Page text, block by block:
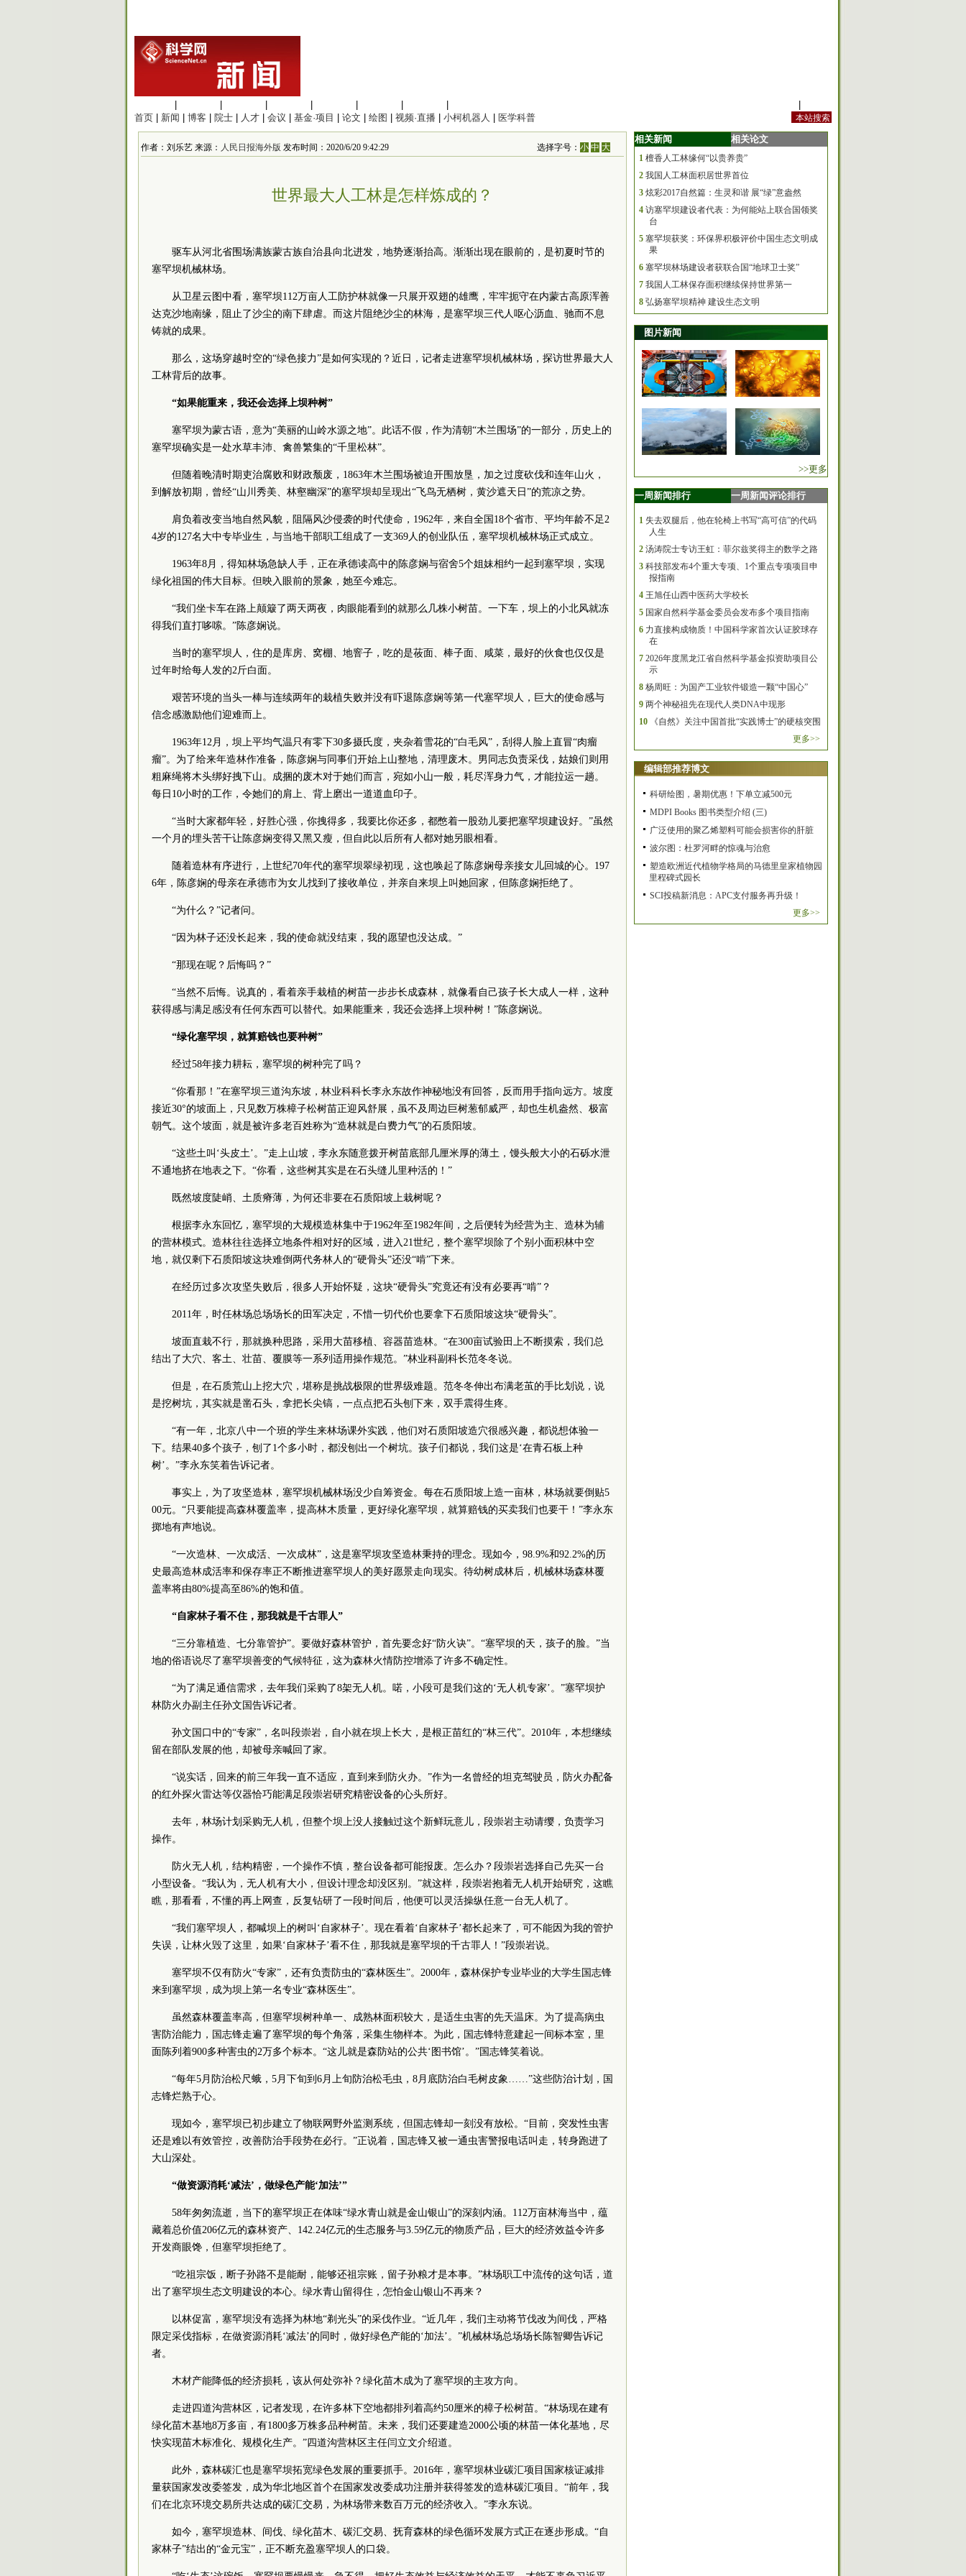
首页
新闻 博客 院士 人才 会议 基金·项目 论文 绘图 视频·直播 小柯机器人 医学科普
作者：刘乐艺 来源： 人民日报海外版 发布时间：2020/6/20 9:42:29 选择字号：小 中 大
世界最大人工林是怎样炼成的？
驱车从河北省围场满族蒙古族自治县向北进发，地势逐渐抬高。渐渐出现在眼前的，是初夏时节的
塞罕坝机械林场。
从卫星云图中看，塞罕坝112万亩人工防护林就像一只展开双翅的雄鹰，牢牢扼守在内蒙古高原浑善
达克沙地南缘，阻止了沙尘的南下肆虐。而这片阻绝沙尘的林海，是塞罕坝三代人呕心沥血、驰而不息
铸就的成果。
那么，这场穿越时空的“绿色接力”是如何实现的？近日，记者走进塞罕坝机械林场，探访世界最大人
工林背后的故事。
“如果能重来，我还会选择上坝种树”
塞罕坝为蒙古语，意为“美丽的山岭水源之地”。此话不假，作为清朝“木兰围场”的一部分，历史上的
塞罕坝确实是一处水草丰沛、禽兽繁集的“千里松林”。
但随着晚清时期吏治腐败和财政颓废，1863年木兰围场被迫开围放垦，加之过度砍伐和连年山火，
到解放初期，曾经“山川秀美、林壑幽深”的塞罕坝却呈现出“飞鸟无栖树，黄沙遮天日”的荒凉之势。
肩负着改变当地自然风貌，阻隔风沙侵袭的时代使命，1962年，来自全国18个省市、平均年龄不足2
4岁的127名大中专毕业生，与当地干部职工组成了一支369人的创业队伍，塞罕坝机械林场正式成立。
1963年8月，得知林场急缺人手，正在承德读高中的陈彦娴与宿舍5个姐妹相约一起到塞罕坝，实现
绿化祖国的伟大目标。但映入眼前的景象，她至今难忘。
“我们坐卡车在路上颠簸了两天两夜，肉眼能看到的就那么几株小树苗。一下车，坝上的小北风就冻
得我们直打哆嗦。”陈彦娴说。
当时的塞罕坝人，住的是库房、窝棚、地窨子，吃的是莜面、棒子面、咸菜，最好的伙食也仅仅是
过年时给每人发的2斤白面。
艰苦环境的当头一棒与连续两年的栽植失败并没有吓退陈彦娴等第一代塞罕坝人，巨大的使命感与
信念感激励他们迎难而上。
1963年12月，坝上平均气温只有零下30多摄氏度，夹杂着雪花的“白毛风”，刮得人脸上直冒“肉瘤
瘤”。为了给来年造林作准备，陈彦娴与同事们开始上山整地，清理废木。男同志负责采伐，姑娘们则用
粗麻绳将木头绑好拽下山。成捆的废木对于她们而言，宛如小山一般，耗尽浑身力气，才能拉运一趟。
每日10小时的工作，令她们的肩上、背上磨出一道道血印子。
“当时大家都年轻，好胜心强，你拽得多，我要比你还多，都憋着一股劲儿要把塞罕坝建设好。”虽然
一个月的埋头苦干让陈彦娴变得又黑又瘦，但自此以后所有人都对她另眼相看。
随着造林有序进行，上世纪70年代的塞罕坝翠绿初现，这也唤起了陈彦娴母亲接女儿回城的心。197
6年，陈彦娴的母亲在承德市为女儿找到了接收单位，并亲自来坝上叫她回家，但陈彦娴拒绝了。
“为什么？”记者问。
“因为林子还没长起来，我的使命就没结束，我的愿望也没达成。”
“那现在呢？后悔吗？”
“当然不后悔。说真的，看着亲手栽植的树苗一步步长成森林，就像看自己孩子长大成人一样，这种
获得感与满足感没有任何东西可以替代。如果能重来，我还会选择上坝种树！”陈彦娴说。
“绿化塞罕坝，就算赔钱也要种树”
经过58年接力耕耘，塞罕坝的树种完了吗？
“你看那！”在塞罕坝三道沟东坡，林业科科长李永东故作神秘地没有回答，反而用手指向远方。坡度
接近30°的坡面上，只见数万株樟子松树苗正迎风舒展，虽不及周边巨树葱郁威严，却也生机盎然、极富
朝气。这个坡面，就是被许多老百姓称为“造林就是白费力气”的石质阳坡。
“这些土叫‘头皮土’。”走上山坡，李永东随意拨开树苗底部几厘米厚的薄土，馒头般大小的石砾水泄
不通地挤在地表之下。“你看，这些树其实是在石头缝儿里种活的！”
既然坡度陡峭、土质瘠薄，为何还非要在石质阳坡上栽树呢？
根据李永东回忆，塞罕坝的大规模造林集中于1962年至1982年间，之后便转为经营为主、造林为辅
的营林模式。造林往往选择立地条件相对好的区域，进入21世纪，整个塞罕坝除了个别小面积林中空
地，就仅剩下石质阳坡这块难倒两代务林人的“硬骨头”还没“啃”下来。
在经历过多次攻坚失败后，很多人开始怀疑，这块“硬骨头”究竟还有没有必要再“啃”？
2011年，时任林场总场场长的田军决定，不惜一切代价也要拿下石质阳坡这块“硬骨头”。
坡面直栽不行，那就换种思路，采用大苗移植、容器苗造林。“在300亩试验田上不断摸索，我们总
结出了大穴、客土、壮苗、覆膜等一系列适用操作规范。”林业科副科长范冬冬说。
但是，在石质荒山上挖大穴，堪称是挑战极限的世界级难题。范冬冬伸出布满老茧的手比划说，说
是挖树坑，其实就是凿石头，拿把长尖镐，一点点把石头刨下来，双手震得生疼。
“有一年，北京八中一个班的学生来林场课外实践，他们对石质阳坡造穴很感兴趣，都说想体验一
下。结果40多个孩子，刨了1个多小时，都没刨出一个树坑。孩子们都说，我们这是‘在青石板上种
树’。”李永东笑着告诉记者。
事实上，为了攻坚造林，塞罕坝机械林场没少自筹资金。每在石质阳坡上造一亩林，林场就要倒贴5
00元。“只要能提高森林覆盖率，提高林木质量，更好绿化塞罕坝，就算赔钱的买卖我们也要干！”李永东
掷地有声地说。
“一次造林、一次成活、一次成林”，这是塞罕坝攻坚造林秉持的理念。现如今，98.9%和92.2%的历
史最高造林成活率和保存率正不断推进塞罕坝人的美好愿景走向现实。待幼树成林后，机械林场森林覆
盖率将由80%提高至86%的饱和值。
“自家林子看不住，那我就是千古罪人”
“三分靠植造、七分靠管护”。要做好森林管护，首先要念好“防火诀”。“塞罕坝的天，孩子的脸。”当
地的俗语说尽了塞罕坝善变的气候特征，这为森林火情防控增添了许多不确定性。
“为了满足通信需求，去年我们采购了8架无人机。喏，小段可是我们这的‘无人机专家’。”塞罕坝护
林防火办副主任孙文国告诉记者。
孙文国口中的“专家”，名叫段崇岩，自小就在坝上长大，是根正苗红的“林三代”。2010年，本想继续
留在部队发展的他，却被母亲喊回了家。
“说实话，回来的前三年我一直不适应，直到来到防火办。”作为一名曾经的坦克驾驶员，防火办配备
的红外探火雷达等仪器恰巧能满足段崇岩研究精密设备的心头所好。
去年，林场计划采购无人机，但整个坝上没人接触过这个新鲜玩意儿，段崇岩主动请缨，负责学习
操作。
防火无人机，结构精密，一个操作不慎，整台设备都可能报废。怎么办？段崇岩选择自己先买一台
小型设备。“我认为，无人机有大小，但设计理念却没区别。”就这样，段崇岩抱着无人机开始研究，这瞧
瞧，那看看，不懂的再上网查，反复钻研了一段时间后，他便可以灵活操纵任意一台无人机了。
“我们塞罕坝人，都喊坝上的树叫‘自家林子’。现在看着‘自家林子’都长起来了，可不能因为我的管护
失误，让林火毁了这里，如果‘自家林子’看不住，那我就是塞罕坝的千古罪人！”段崇岩说。
塞罕坝不仅有防火“专家”，还有负责防虫的“森林医生”。2000年，森林保护专业毕业的大学生国志锋
来到塞罕坝，成为坝上第一名专业“森林医生”。
虽然森林覆盖率高，但塞罕坝树种单一、成熟林面积较大，是适生虫害的先天温床。为了提高病虫
害防治能力，国志锋走遍了塞罕坝的每个角落，采集生物样本。为此，国志锋特意建起一间标本室，里
面陈列着900多种害虫的2万多个标本。“这儿就是森防站的公共‘图书馆’。”国志锋笑着说。
“每年5月防治松尺蛾，5月下旬到6月上旬防治松毛虫，8月底防治白毛树皮象……”这些防治计划，国
志锋烂熟于心。
现如今，塞罕坝已初步建立了物联网野外监测系统，但国志锋却一刻没有放松。“目前，突发性虫害
还是难以有效管控，改善防治手段势在必行。”正说着，国志锋又被一通虫害警报电话叫走，转身跑进了
大山深处。
“做资源消耗‘减法’，做绿色产能‘加法’”
58年匆匆流逝，当下的塞罕坝正在体味“绿水青山就是金山银山”的深刻内涵。112万亩林海当中，蕴
藏着总价值206亿元的森林资产、142.24亿元的生态服务与3.59亿元的物质产品，巨大的经济效益令许多
开发商眼馋，但塞罕坝拒绝了。
“吃祖宗饭，断子孙路不是能耐，能够还祖宗账，留子孙粮才是本事。”林场职工中流传的这句话，道
出了塞罕坝生态文明建设的本心。绿水青山留得住，怎怕金山银山不再来？
以林促富，塞罕坝没有选择为林地“剃光头”的采伐作业。“近几年，我们主动将节伐改为间伐，严格
限定采伐指标，在做资源消耗‘减法’的同时，做好绿色产能的‘加法’。”机械林场总场场长陈智卿告诉记
者。
木材产能降低的经济损耗，该从何处弥补？绿化苗木成为了塞罕坝的主攻方向。
走进四道沟营林区，记者发现，在许多林下空地都排列着高约50厘米的樟子松树苗。“林场现在建有
绿化苗木基地8万多亩，有1800多万株多品种树苗。未来，我们还要建造2000公顷的林苗一体化基地，尽
快实现苗木标准化、规模化生产。”四道沟营林区主任闫立文介绍道。
此外，森林碳汇也是塞罕坝拓宽绿色发展的重要抓手。2016年，塞罕坝林业碳汇项目国家核证减排
量获国家发改委签发，成为华北地区首个在国家发改委成功注册并获得签发的造林碳汇项目。“前年，我
们在北京环境交易所共达成的碳汇交易，为林场带来数百万元的经济收入。”李永东说。
如今，塞罕坝造林、间伐、绿化苗木、碳汇交易、抚育森林的绿色循环发展方式正在逐步形成。“自
家林子”结出的“金元宝”，正不断充盈塞罕坝人的口袋。
相关新闻 相关论文
1 檀香人工林缘何“以贵养贵”
2 我国人工林面积居世界首位
3 炫彩2017自然篇：生灵和谐 展“绿”意盎然
4 访塞罕坝建设者代表：为何能站上联合国领奖
台
5 塞罕坝获奖：环保界积极评价中国生态文明成
果
6 塞罕坝林场建设者获联合国“地球卫士奖”
7 我国人工林保存面积继续保持世界第一
8 弘扬塞罕坝精神 建设生态文明
图片新闻
>>更多
一周新闻排行 一周新闻评论排行
1 失去双腿后，他在轮椅上书写“高可信”的代码
人生
2 汤涛院士专访王虹：菲尔兹奖得主的数学之路
3 科技部发布4个重大专项、1个重点专项项目申
报指南
4 王旭任山西中医药大学校长
5 国家自然科学基金委员会发布多个项目指南
6 力直接构成物质！中国科学家首次认证胶球存
在
7 2026年度黑龙江省自然科学基金拟资助项目公
示
8 杨周旺：为国产工业软件锻造一颗“中国心”
9 两个神秘祖先在现代人类DNA中现形
10
《自然》关注中国首批“实践博士”的硬核突围
更多>>
编辑部推荐博文
科研绘图，暑期优惠！下单立减500元
MDPI Books 图书类型介绍 (三)
广泛使用的聚乙烯塑料可能会损害你的肝脏
波尔图：杜罗河畔的惊魂与治愈
塑造欧洲近代植物学格局的马德里皇家植物园
里程碑式园长
SCI投稿新消息：APC支付服务再升级！
更多>>